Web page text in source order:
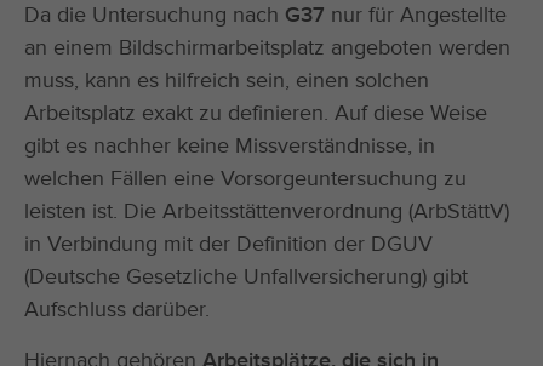
Da die Untersuchung nach G37 nur für Angestellte
an einem Bildschirmarbeitsplatz angeboten werden
muss, kann es hilfreich sein, einen solchen
Arbeitsplatz exakt zu definieren. Auf diese Weise
gibt es nachher keine Missverständnisse, in
welchen Fällen eine Vorsorgeuntersuchung zu
leisten ist. Die Arbeitsstättenverordnung (ArbStättV)
in Verbindung mit der Definition der DGUV
(Deutsche Gesetzliche Unfallversicherung) gibt
Aufschluss darüber.
Hiernach gehören Arbeitsplätze, die sich in